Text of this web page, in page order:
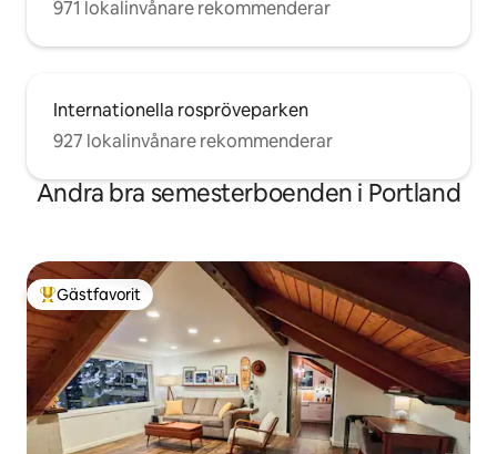
971 lokalinvånare rekommenderar
Internationella rospröveparken
927 lokalinvånare rekommenderar
Andra bra semesterboenden i Portland
Populär gästfavorit
Gästfavorit